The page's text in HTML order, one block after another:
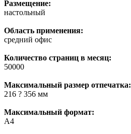
Размещение:
настольный
Область применения:
средний офис
Количество страниц в месяц:
50000
Максимальный размер отпечатка:
216 ? 356 мм
Максимальный формат:
A4